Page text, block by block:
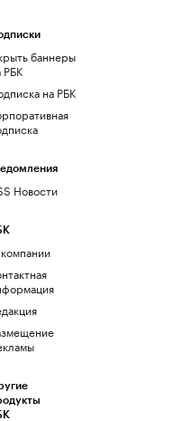
баннеры
РБК
на РБК
Новости